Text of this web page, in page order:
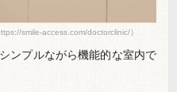
smile-access.com/doctorclinic/）
ンプルながら機能的な室内で